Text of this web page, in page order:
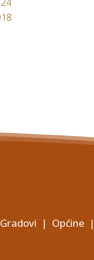
Gradovi | Općine |